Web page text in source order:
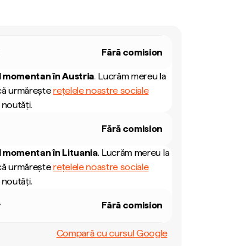
Fără comision
momentan înAustria. Lucrăm mereu la
urmăreșterețelele noastre sociale
Fără comision
momentan în Lituania. Lucrăm mereu la
urmăreșterețelele noastre sociale
Fără comision
Compară cu cursul Google